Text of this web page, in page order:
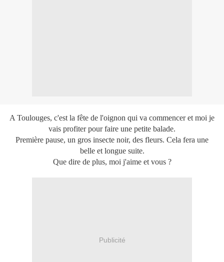
A Toulouges, c'est la fête de l'oignon qui va commencer et moi je
vais profiter pour faire une petite balade.
Première pause, un gros insecte noir, des fleurs. Cela fera une
belle et longue suite.
Que dire de plus, moi j'aime et vous ?
Publicité